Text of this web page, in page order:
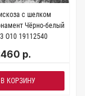
с шелком
Чёрно-белый
O10 19112540
р.
В КОРЗИНУ